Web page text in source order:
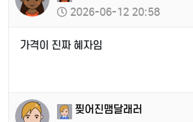
2026-06-12 20:58
가격이 진짜 혜자임
찢어진맴달래러